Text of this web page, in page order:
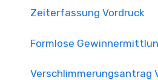
Zeiterfassung Vordruck
Formlose
Verschlimmerungsantrag